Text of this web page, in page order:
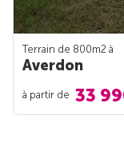
Terrain de 800m2 à
Averdon
à partir de 33